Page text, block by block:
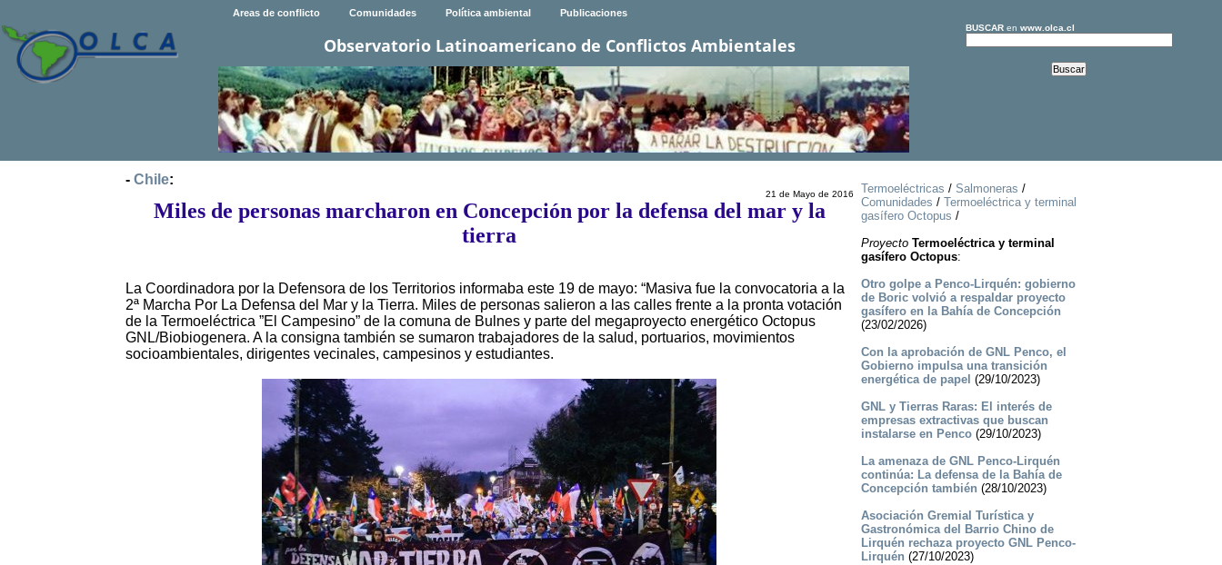
Areas de conflicto Comunidades Política ambiental Publicaciones
Observatorio Latinoamericano de Conflictos Ambientales
BUSCARen www.olca.cl
- Chile:
21 de Mayo de 2016
Miles de personas marcharon en Concepción por la defensa del mar y la
tierra
La Coordinadora por la Defensora de los Territorios informaba este 19 de mayo: “Masiva fue la convocatoria a la
2ª Marcha Por La Defensa del Mar y la Tierra. Miles de personas salieron a las calles frente a la pronta votación
de la Termoeléctrica ”El Campesino” de la comuna de Bulnes y parte del megaproyecto energético Octopus
GNL/Biobiogenera. A la consigna también se sumaron trabajadores de la salud, portuarios, movimientos
socioambientales, dirigentes vecinales, campesinos y estudiantes.
Termoeléctricas / Salmoneras /
Comunidades / Termoeléctrica y terminal
gasífero Octopus /
Proyecto Termoeléctrica y terminal
gasífero Octopus:
Otro golpe a Penco-Lirquén: gobierno
de Boric volvió a respaldar proyecto
gasífero en la Bahía de Concepción
(23/02/2026)
Con la aprobación de GNL Penco, el
Gobierno impulsa una transición
energética de papel (29/10/2023)
GNL y Tierras Raras: El interés de
empresas extractivas que buscan
instalarse en Penco(29/10/2023)
La amenaza de GNL Penco-Lirquén
continúa: La defensa de la Bahía de
Concepción también (28/10/2023)
Asociación Gremial Turística y
Gastronómica del Barrio Chino de
Lirquén rechaza proyecto GNL Penco-
Lirquén (27/10/2023)